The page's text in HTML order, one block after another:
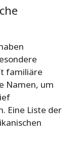
familiäre
Namen, um
Eine Liste der